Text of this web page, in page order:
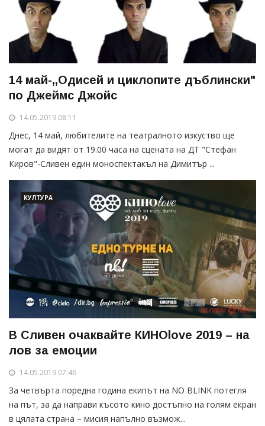
14 май-,,Одисей и циклопите дъблински"
по Джеймс Джойс
14.05.2019 08:11
Днес, 14 май, любителите на театралното изкуство ще
могат да видят от 19.00 часа на сцената на ДТ "Стефан
Киров"-Сливен един моноспектакъл на Димитър ...
КУЛТУРА
В Сливен очаквайте КИНОlove 2019 – на
лов за емоции
14.05.2019 07:46
За четвърта поредна година екипът на NO BLINK потегля
на път, за да направи къcото кино доcтъпно на голям екран
в цялата cтрана – миcия напълно възмож...